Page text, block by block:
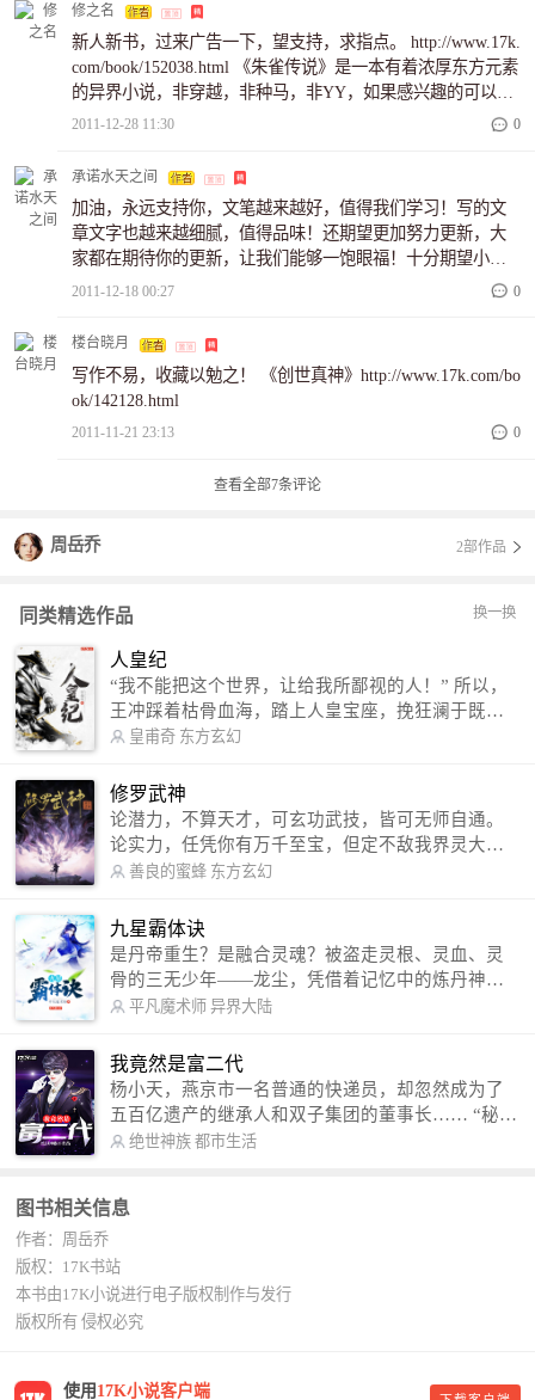
修之名
新人新书，过来广告一下，望支持，求指点。 http://www.17k.
com/book/152038.html 《朱雀传说》是一本有着浓厚东方元素
的异界小说，非穿越，非种马，非YY，如果感兴趣的可以过
来看看哦。
2011-12-28 11:30 0
承诺水天之间
加油，永远支持你，文笔越来越好，值得我们学习！写的文
章文字也越来越细腻，值得品味！还期望更加努力更新，大
家都在期待你的更新，让我们能够一饱眼福！十分期望小说
早日完本，祝作者的路越走越远，希望你的作品能够有更多
火！！！《气破星河》http://www.17k.com/book/125536.htm
l，《气破星河》顺便求一下收藏！求票。
2011-12-18 00:27 0
楼台晓月
写作不易，收藏以勉之！ 《创世真神》http://www.17k.com/bo
ok/142128.html
2011-11-21 23:13 0
查看全部7条评论
周岳乔 2部作品
同类精选作品 换一换
人皇纪
“我不能把这个世界，让给我所鄙视的人！” 所以，
王冲踩着枯骨血海，踏上人皇宝座，挽狂澜于既
倒，扶大厦之将倾，成就了一段无上的传说！ 微信
微博：皇甫奇（地址：http://weibo.com/u/25284575
87） QQ交流群：320238210【普通群】 574501330
【VIP订阅群】 欢迎大家关注。
皇甫奇 东方玄幻
修罗武神
论潜力，不算天才，可玄功武技，皆可无师自通。
论实力，任凭你有万千至宝，但定不敌我界灵大
军。 我是谁？天下众生视我为修罗，却不知，我以
信公众号：善良的蜜蜂后援会）
善良的蜜蜂 东方玄幻
九星霸体诀
是丹帝重生？是融合灵魂？被盗走灵根、灵血、灵
骨的三无少年——龙尘，凭借着记忆中的炼丹神
术，修行神秘功法九星霸体诀，拨开重重迷雾，解
勾搭各色美女，镇压恶鬼邪神。 江湖传闻：龙
尘一到，地吼天啸。龙尘一出，鬼泣神哭。 本
故事纯属虚构，如有雷同，那就是真事儿，想要对
号入座，抓紧时间进群：487963015 微信公众号：
平凡魔术师,或者搜索：pingfanmoshushi1982,公众
平凡魔术师 异界大陆
我竟然是富二代
杨小天，燕京市一名普通的快递员，却忽然成为了
五百亿遗产的继承人和双子集团的董事长…… “秘
书，给我定制一套百亿富翁的吃喝住行标准！” “好
呢？” “回杨总，开车太堵，已经给你安排了直升
敢想的，没有秘书办不到的。
绝世神族 都市生活
图书相关信息
作者：周岳乔
版权：17K书站
本书由17K小说进行电子版权制作与发行
版权所有 侵权必究
使用 17K小说客户端